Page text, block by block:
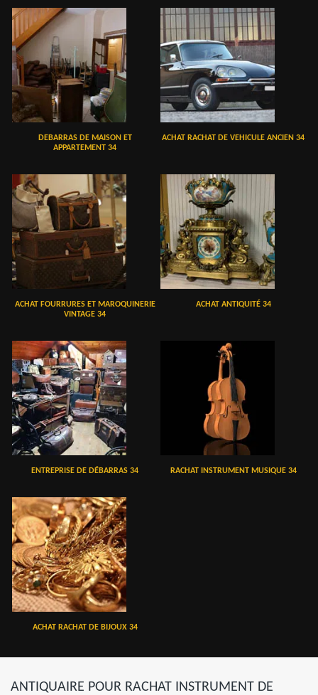
DEBARRAS DE MAISON ET
APPARTEMENT 34
ACHAT RACHAT DE VEHICULE ANCIEN 34
ACHAT FOURRURES ET MAROQUINERIE
VINTAGE 34
ACHAT ANTIQUITÉ 34
ENTREPRISE DE DÉBARRAS 34 RACHAT INSTRUMENT MUSIQUE 34
ACHAT RACHAT DE BIJOUX 34
ANTIQUAIRE POUR RACHAT INSTRUMENT DE